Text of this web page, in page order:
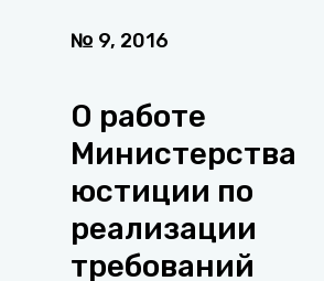
№ 9, 2016
О работе
Министерства
юстиции по
реализации
требований